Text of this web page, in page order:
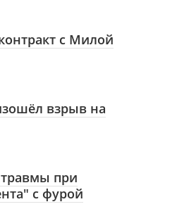
с Милой
взрыв на
при
с фурой